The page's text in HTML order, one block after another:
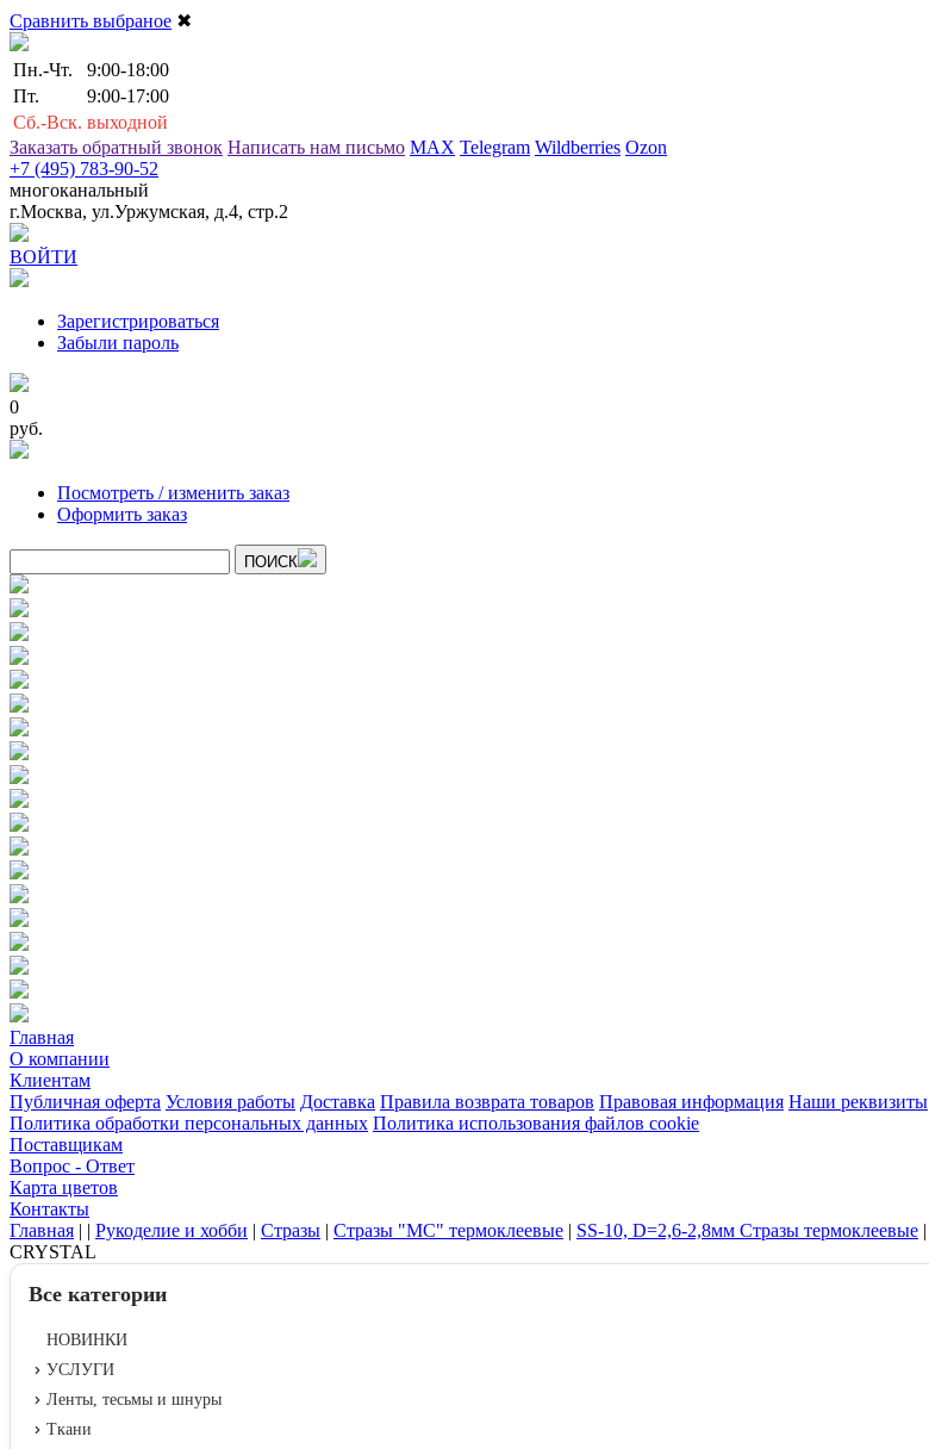
Сравнить выбраное ✖
Пн.-Чт.
9:00-18:00
Пт.
9:00-17:00
Сб.-Вск. выходной
Заказать обратный звонок Написать нам письмо MAX Telegram Wildberries Ozon
+7 (495) 783-90-52
многоканальный
г.Москва, ул.Уржумская, д.4, стр.2
ВОЙТИ
Зарегистрироваться
Забыли пароль
0
руб.
Посмотреть / изменить заказ
Оформить заказ
ПОИСК
Главная
О компании
Клиентам
Публичная оферта Условия работы Доставка Правила возврата товаров Правовая информация Наши реквизиты
Политика обработки персональных данных Политика использования файлов cookie
Поставщикам
Вопрос - Ответ
Карта цветов
Контакты
Главная | | Рукоделие и хобби | Стразы | Стразы "MС" термоклеевые | SS-10, D=2,6-2,8мм Стразы термоклеевые |
CRYSTAL
Все категории
НОВИНКИ
УСЛУГИ
Ленты, тесьмы и шнуры
Ткани